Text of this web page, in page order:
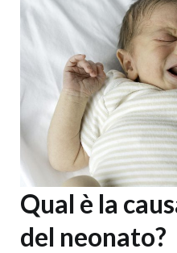
Qual è la
del neonato?